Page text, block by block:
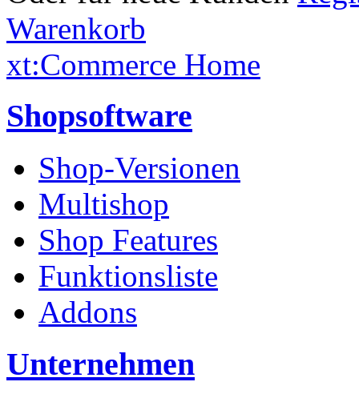
Warenkorb
xt:Commerce Home
Shopsoftware
Shop-Versionen
Multishop
Shop Features
Funktionsliste
Addons
Unternehmen